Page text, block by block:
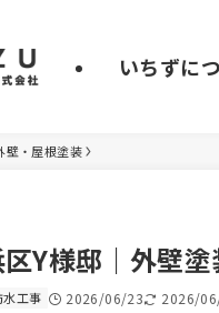
いちずに
壁・屋根塗装
Y様邸｜外壁
水工事 2026/06/23 2026/